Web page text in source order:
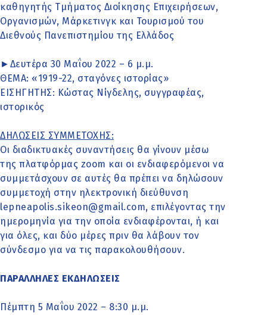
καθηγητής Τμήματος Διοίκησης Επιχειρήσεων,
Οργανισμών, Μάρκετινγκ και Τουρισμού του
Διεθνούς Πανεπιστημίου της Ελλάδος
►Δευτέρα 30 Μαΐου 2022 – 6 μ.μ.
ΘΕΜΑ: «1919-22, σταγόνες ιστορίας»
ΕΙΣΗΓΗΤΗΣ: Κώστας Νίγδελης, συγγραφέας,
ιστορικός
ΔΗΛΩΣΕΙΣ ΣΥΜΜΕΤΟΧΗΣ:
Οι διαδικτυακές συναντήσεις θα γίνουν μέσω
της πλατφόρμας zoom και οι ενδιαφερόμενοι να
συμμετάσχουν σε αυτές θα πρέπει να δηλώσουν
συμμετοχή στην ηλεκτρονική διεύθυνση
lepneapolis.sikeon@gmail.com, επιλέγοντας την
ημερομηνία για την οποία ενδιαφέρονται, ή και
για όλες, και δύο μέρες πριν θα λάβουν τον
σύνδεσμο για να τις παρακολουθήσουν.
ΠΑΡΑΛΛΗΛΕΣ ΕΚΔΗΛΩΣΕΙΣ
Πέμπτη 5 Μαΐου 2022 – 8:30 μ.μ.